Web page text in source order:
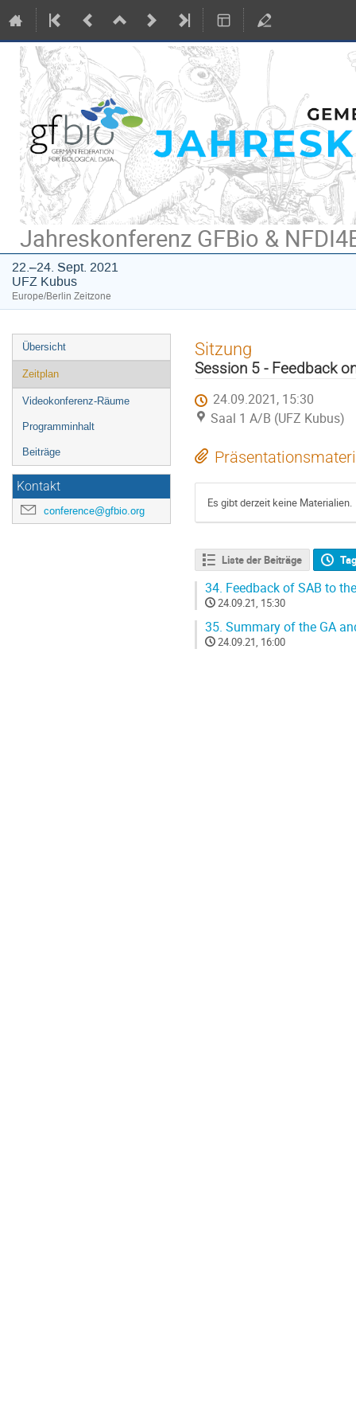
Jahreskonferenz GFBio &
22.–24. Sept. 2021
UFZ Kubus
Europe/Berlin Zeitzone
Veranstaltungsmenü
Übersicht
Zeitplan
Videokonferenz-Räume
Programminhalt
Beiträge
Kontakt
conference@gfbio.org
Sitzung
Session 5 - Feedback
24.09.2021, 15:30
Saal 1 A/B (UFZ Kubus)
Es gibt derzeit keine Materialien.
Liste der Beiträge
34. Feedback of SAB to
24.09.21, 15:30
35. Summary of the GA
24.09.21, 16:00